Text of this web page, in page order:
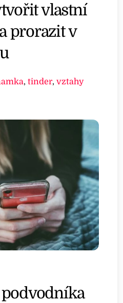
vlastní
prorazit v
,tinder,vztahy